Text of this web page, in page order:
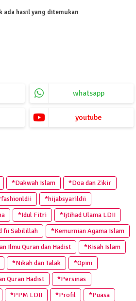
ada hasil yang ditemukan
whatsapp
youtube
*Dakwah Islam
*Doa dan Zikir
*hijabsyarildii
*Idul Fitri
*Ijtihad Ulama LDII
fii Sabilillah
*Kemurnian Agama Islam
Ilmu Quran dan Hadist
*Kisah Islam
*Nikah dan Talak
*Opini
Quran Hadist
*Persinas
*PPM LDII *Profil
*Puasa